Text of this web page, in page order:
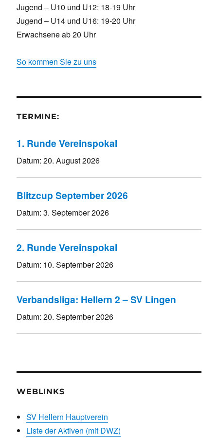
Jugend – U10 und U12: 18-19 Uhr
Jugend – U14 und U16: 19-20 Uhr
Erwachsene ab 20 Uhr
So kommen Sie zu uns
TERMINE:
1. Runde Vereinspokal
Datum:20. August 2026
Blitzcup September 2026
Datum:3. September 2026
2. Runde Vereinspokal
Datum: 10. September 2026
Verbandsliga: Hellern 2 – SV Lingen
Datum:20. September 2026
WEBLINKS
SV Hellern Hauptverein
Liste der Aktiven (mit DWZ)